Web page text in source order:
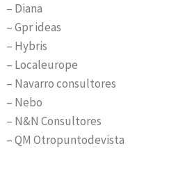
– Diana
– Gpr ideas
– Hybris
– Localeurope
– Navarro consultores
– Nebo
– N&N Consultores
– QM Otropuntodevista